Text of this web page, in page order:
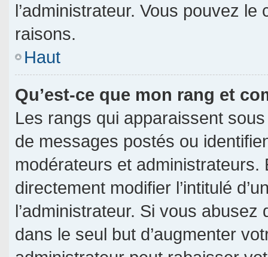
l’administrateur. Vous pouvez
raisons.
Haut
Qu’est-ce que mon rang et
Les rangs qui apparaissent
de messages postés ou
modérateurs et
directement modifier l’intitulé
l’administrateur. Si vous
dans le seul but d’augmenter